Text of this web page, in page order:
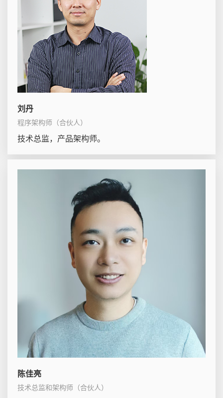
刘丹
程序架构师（合伙人）
技术总监，产品架构师。
陈佳亮
技术总监和架构师（合伙人）